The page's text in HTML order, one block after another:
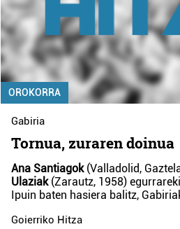
OROKORRA
Gabiria
Tornua, zuraren doinua
Ana Santiagok(Valladolid,
Ulaziak(Zarautz, 1958)
Ipuin baten hasiera balitz,
Goierriko Hitza